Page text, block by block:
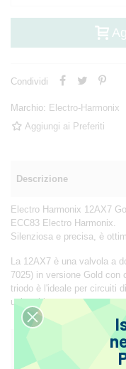
Condividi
Marchio: Electro-Harmonix
Aggiungi ai Preferiti
Descrizione
Electro Harmonix 12AX7
ECC83 Electro Harmonix.
Silenziosa e precisa, è
La 12AX7 è una valvola a
7025) in versione Gold con
triodo è l'ideale per circuiti
unito al basso rumore
Recensioni